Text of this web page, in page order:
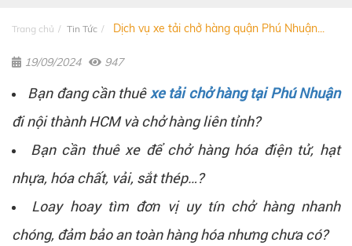
Trang chủ Tin Tức Dịch vụ xe tải chở hàng quận Phú Nhuận...
19/09/2024 947
Bạn đang cần thuêxe tải chở hàng tại Phú Nhuận
đi nội thành HCM và chở hàng liên tỉnh?
Bạn cần thuê xe để chở hàng hóa điện tử, hạt
nhựa, hóa chất, vải, sắt thép…?
Loay hoay tìm đơn vị uy tín chở hàng nhanh
chóng, đảm bảo an toàn hàng hóa nhưng chưa có?